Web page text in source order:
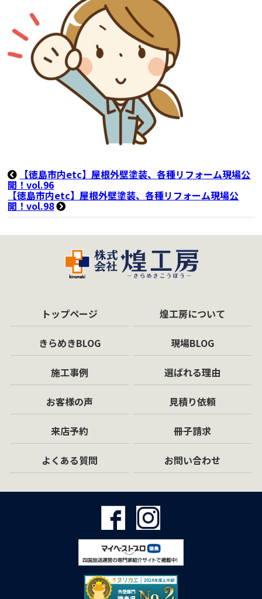
【徳島市内etc】屋根外壁塗装、各種リフォーム現場公
開！vol.96
【徳島市内etc】屋根外壁塗装、各種リフォーム現場公
開！vol.98
トップページ 煌工房について
きらめきBLOG 現場BLOG
施工事例 選ばれる理由
お客様の声 見積り依頼
来店予約 冊子請求
よくある質問 お問い合わせ